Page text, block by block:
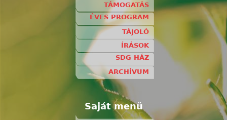
TÁMOGATÁS
ÉVES PROGRAM
TÁJOLÓ
ÍRÁSOK
SDG HÁZ
ARCHÍVUM
Saját menü